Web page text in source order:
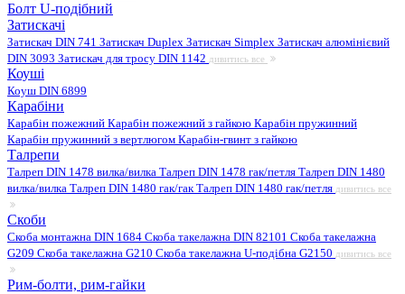
Болт U-подібний
Затискачі
Затискач DIN 741 Затискач Duplex Затискач Simplex Затискач алюмінієвий
DIN 3093 Затискач для тросу DIN 1142 дивитись все
Коуші
Коуш DIN 6899
Карабіни
Карабін пожежний Карабін пожежний з гайкою Карабін пружинний
Карабін пружинний з вертлюгом Карабін-гвинт з гайкою
Талрепи
Талреп DIN 1478 вилка/вилка Талреп DIN 1478 гак/петля Талреп DIN 1480
вилка/вилка Талреп DIN 1480 гак/гакТалреп DIN 1480 гак/петля дивитись все
Скоби
Скоба монтажна DIN 1684 Скоба такелажна DIN 82101 Скоба такелажна
G209 Скоба такелажна G210 Скоба такелажна U-подібна G2150 дивитись все
Рим-болти, рим-гайки